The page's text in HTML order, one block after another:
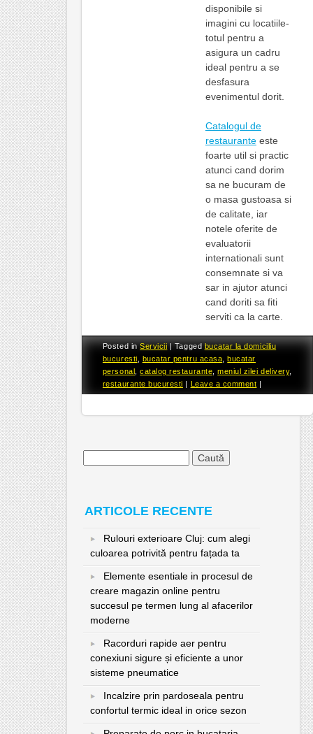
disponibile si
imagini cu locatiile-
totul pentru a
asigura un cadru
ideal pentru a se
desfasura
evenimentul dorit.
Catalogul de
restauranteeste
foarte util si practic
atunci cand dorim
sa ne bucuram de
o masa gustoasa si
de calitate, iar
notele oferite de
evaluatorii
internationali sunt
consemnate si va
sar in ajutor atunci
cand doriti sa fiti
serviti ca la carte.
Posted inServicii |Taggedbucatar la domiciliu
bucuresti
bucatar pentru acasa ,bucatar
personal ,catalog restaurante ,meniul zilei delivery,
restaurante bucuresti | Leave a comment |
ARTICOLE RECENTE
Rulouri exterioare Cluj: cum alegi
culoarea potrivită pentru fațada ta
Elemente esentiale in procesul de
creare magazin online pentru
succesul pe termen lung al afacerilor
moderne
Racorduri rapide aer pentru
conexiuni sigure și eficiente a unor
sisteme pneumatice
Incalzire prin pardoseala pentru
confortul termic ideal in orice sezon